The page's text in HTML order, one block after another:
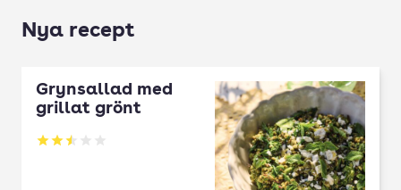
Nya recept
Grynsallad med
grillat grönt
Betyg: 2.5 av 5